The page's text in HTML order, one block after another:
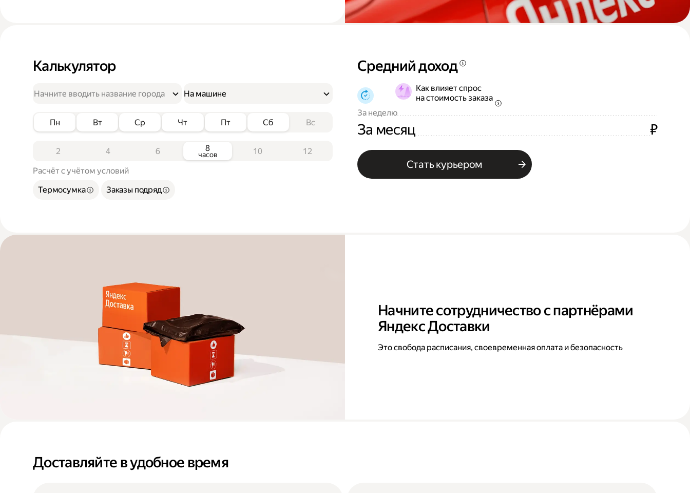
Калькулятор
На машине
Пн Вт Ср Чт Пт Сб Вс
2 4 6 8
часов 10 12
Расчёт с учётом условий
Термосумка
Заказы подряд
Средний доход
Как влияет спрос
на стоимость заказа
За неделю
За месяц ₽
Стать курьером
Начните сотрудничество с партнёрами
Яндекс Доставки
Это свобода расписания, своевременная оплата и безопасность
Доставляйте в удобное время